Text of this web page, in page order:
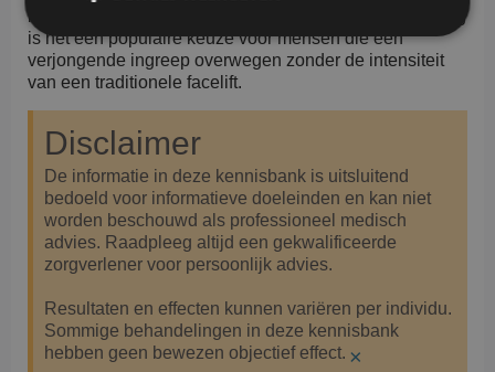
kortere hersteltijd. Door de minder invasieve benadering
is het een populaire keuze voor mensen die een
verjongende ingreep overwegen zonder de intensiteit
van een traditionele facelift.
Disclaimer
De informatie in deze kennisbank is uitsluitend
bedoeld voor informatieve doeleinden en kan niet
worden beschouwd als professioneel medisch
advies. Raadpleeg altijd een gekwalificeerde
zorgverlener voor persoonlijk advies.
Resultaten en effecten kunnen variëren per individu.
Sommige behandelingen in deze kennisbank
hebben geen bewezen objectief effect. ×
Prestatie Targeting
bezoekers de website gebruiken, bijv. analytische
cookies. Deze cookies kunnen niet worden gebruikt
om een bepaalde bezoeker direct te identificeren.
wp-
wpml_current_language
OnTheGoSystems
Ltd.
kliniekhetbolwerk.nl
Sessie